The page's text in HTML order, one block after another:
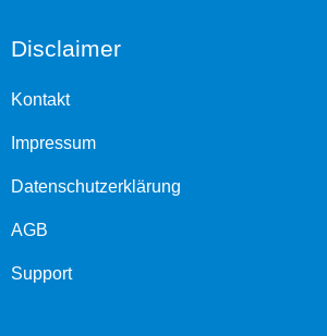
Disclaimer
Kontakt
Impressum
Datenschutzerklärung
AGB
Support